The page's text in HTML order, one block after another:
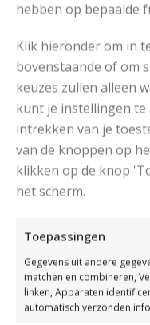
hebben op bepaalde
Klik hieronder om in
bovenstaande of om
keuzes zullen alleen
kunt je instellingen
intrekken van je
van de knoppen op
klikken op de knop
het scherm.
Toepassingen
Gegevens uit andere
matchen en combineren,
linken, Apparaten
automatisch verzonden
FAIR ISLE BREIEN
Fair Isle breien van
knie te krijgen. Met